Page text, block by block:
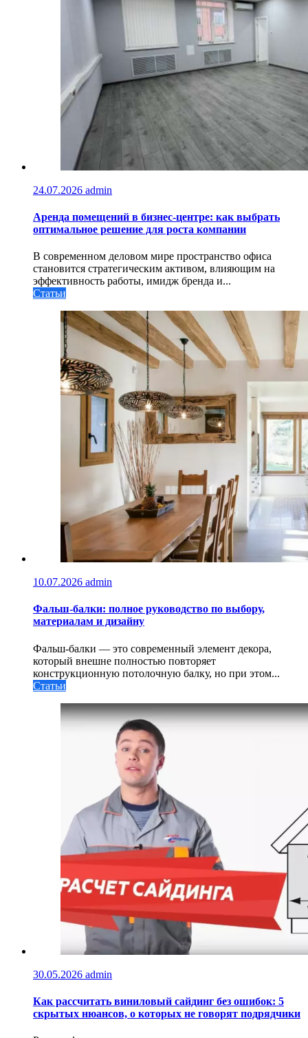
24.07.2026 admin
Аренда помещений в бизнес‑центре: как выбрать
оптимальное решение для роста компании
В современном деловом мире пространство офиса
становится стратегическим активом, влияющим на
эффективность работы, имидж бренда и...
Статьи
10.07.2026 admin
Фальш-балки: полное руководство по выбору,
материалам и дизайну
Фальш-балки — это современный элемент декора,
который внешне полностью повторяет
конструкционную потолочную балку, но при этом...
Статьи
30.05.2026 admin
Как рассчитать виниловый сайдинг без ошибок: 5
скрытых нюансов, о которых не говорят подрядчики